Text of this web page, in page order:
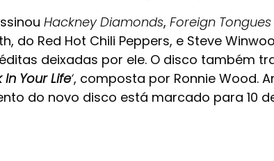
Hackney Diamonds, Foreign Tongues
do Red Hot Chili Peppers, e Steve
deixadas por ele. O disco também
In Your Life‘, composta por Ronnie Wood.
do novo disco está marcado para 10